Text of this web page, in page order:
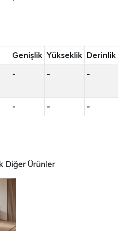
Genişlik Yükseklik Derinlik
- - -
- - -
Diğer Ürünler